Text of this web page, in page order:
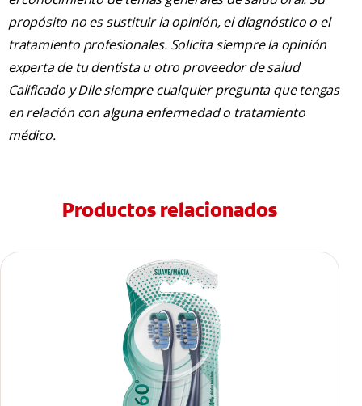
propósito no es sustituir la opinión, el diagnóstico o el
tratamiento profesionales. Solicita siempre la opinión
experta de tu dentista u otro proveedor de salud
Calificado y Dile siempre cualquier pregunta que tengas
en relación con alguna enfermedad o tratamiento
médico.
Productos relacionados